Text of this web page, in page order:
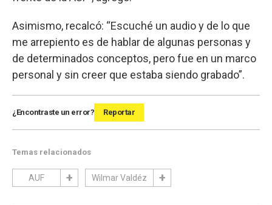
Asimismo, recalcó: “Escuché un audio y de lo que
me arrepiento es de hablar de algunas personas y
de determinados conceptos, pero fue en un marco
personal y sin creer que estaba siendo grabado”.
¿Encontraste un error? Reportar
Temas relacionados
AUF Wilmar Valdéz